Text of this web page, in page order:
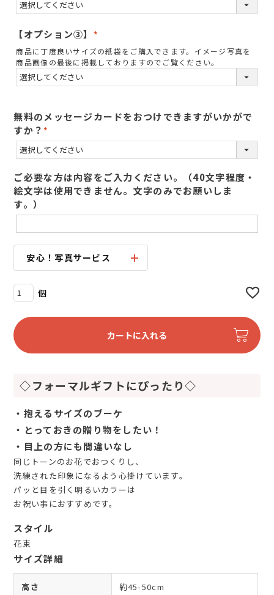
【オプション③】
(
必
)
商品に丁度良いサイズの紙袋をご購入できます。イメージ写真を
商品画像の最後に掲載しておりますのでご覧ください。
無料のメッセージカードをおつけできますがいかがで
すか？
(
必
)
ご必要な方は内容をご入力ください。（40文字程度・
絵文字は使用できません。文字のみでお願いしま
す。）
安心！写真サービス
カートに入れる
◇フォーマルギフトにぴったり◇
・抱えるサイズのブーケ
・とっておきの贈り物をしたい！
・目上の方にも間違いなし
同じトーンのお花でおつくりし、
洗練された印象になるよう心掛けています。
パッと目を引く明るいカラーは
お祝い事におすすめです。
スタイル
花束
サイズ詳細
高さ 約45-50cm